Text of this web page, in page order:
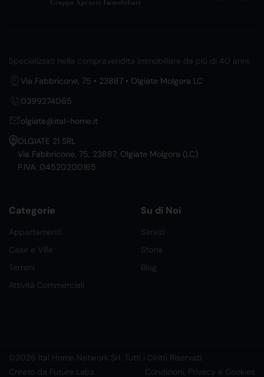
Specializzati nella compravendita immobiliare da più di 40 anni.
Via Fabbricone, 75 • 23887 • Olgiate Molgora LC
0399274065
olgiate@ital-home.it
OLGIATE 21 SRL
Via Fabbricone, 75, 23887, Olgiate Molgora (LC)
P.IVA: 04520200165
Categorie
Appartamenti
Case e Ville
Terreni
Attività Commerciali
Su di Noi
Servizi
Storia
Blog
©2026 Ital Home Network Srl. Tutti i Diritti Riservati.
Creato da Future Labs
Condizioni, Privacy e Cookies